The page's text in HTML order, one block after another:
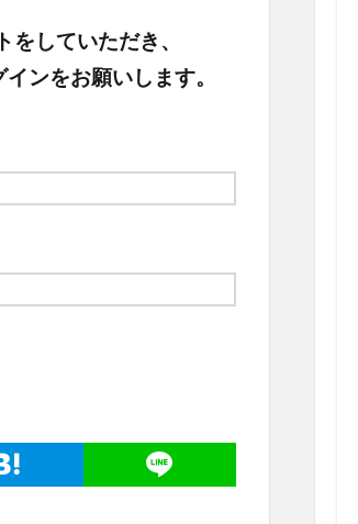
していただき、
ンをお願いします。